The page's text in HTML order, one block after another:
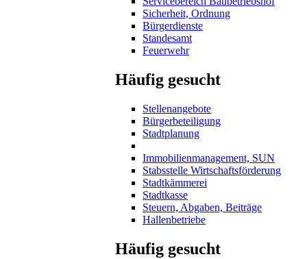
Sicherheit, Ordnung
Bürgerdienste
Standesamt
Feuerwehr
Häufig gesucht
Stellenangebote
Bürgerbeteiligung
Stadtplanung
Immobilienmanagement, SUN
Stabsstelle Wirtschaftsförderung
Stadtkämmerei
Stadtkasse
Steuern, Abgaben, Beiträge
Hallenbetriebe
Häufig gesucht